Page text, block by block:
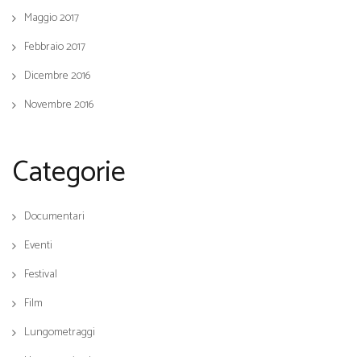
Maggio 2017
Febbraio 2017
Dicembre 2016
Novembre 2016
Categorie
Documentari
Eventi
Festival
Film
Lungometraggi